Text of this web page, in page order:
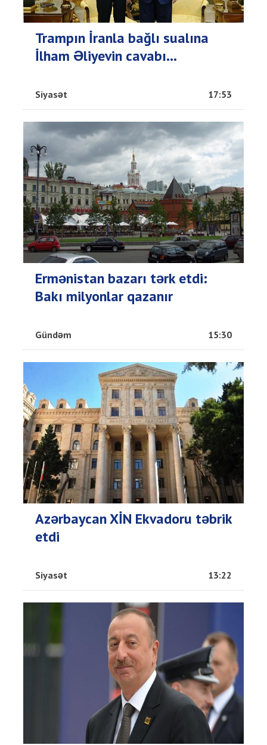
Trampın İranla bağlı sualına
İlham Əliyevin cavabı...
Siyasət 17:53
Ermənistan bazarı tərk etdi:
Bakı milyonlar qazanır
Gündəm 15:30
Azərbaycan XİN Ekvadoru təbrik
etdi
Siyasət 13:22